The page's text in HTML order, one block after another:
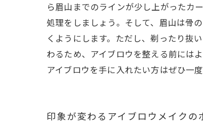
ら眉山までのラインが少し上がったカ
処理をしましょう。そして、眉山は骨
くようにします。ただし、剃ったり抜
わるため、アイブロウを整える前には
アイブロウを手に入れたい方はぜひ一
印象が変わるアイブロウメイクの